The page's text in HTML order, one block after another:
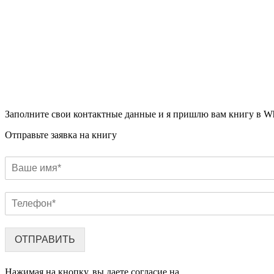
Заполните свои контактные данные и я пришлю вам книгу в
Отправьте заявка на книгу
ОТПРАВИТЬ
Нажимая на кнопку, вы даете согласие на